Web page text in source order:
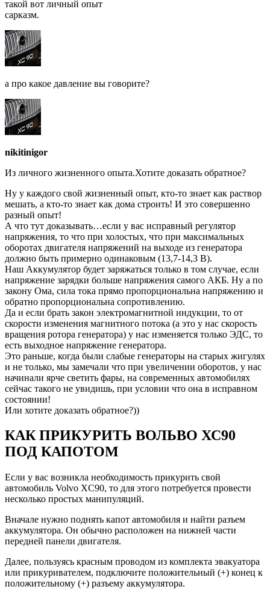
такой вот личный опыт
сарказм.
а про какое давление вы говорите?
nikitinigor
Из личного жизненного опыта.Хотите доказать обратное?
Ну у каждого свой жизненный опыт, кто-то знает как раствор
мешать, а кто-то знает как дома строить! И это совершенно
разный опыт!
А что тут доказывать…если у вас исправный регулятор
напряжения, то что при холостых, что при максимальных
оборотах двигателя напряжений на выходе из генератора
должно быть примерно одинаковым (13,7-14,3 В).
Наш Аккумулятор будет заряжаться только в том случае, если
напряжение зарядки больше напряжения самого АКБ. Ну а по
закону Ома, сила тока прямо пропорциональна напряжению и
обратно пропорциональна сопротивлению.
Да и если брать закон электромагнитной индукции, то от
скорости изменения магнитного потока (а это у нас скорость
вращения ротора генератора) у нас изменяется только ЭДС, то
есть выходное напряжение генератора.
Это раньше, когда были слабые генераторы на старых жигулях
и не только, мы замечали что при увеличении оборотов, у нас
начинали ярче светить фары, на современных автомобилях
сейчас такого не увидишь, при условии что она в исправном
состоянии!
Или хотите доказать обратное?))
КАК ПРИКУРИТЬ ВОЛЬВО ХС90
ПОД КАПОТОМ
Если у вас возникла необходимость прикурить свой
автомобиль Volvo XC90, то для этого потребуется провести
несколько простых манипуляций.
Вначале нужно поднять капот автомобиля и найти разъем
аккумулятора. Он обычно расположен на нижней части
передней панели двигателя.
Далее, пользуясь красным проводом из комплекта эвакуатора
или прикуривателем, подключите положительный (+) конец к
положительному (+) разъему аккумулятора.